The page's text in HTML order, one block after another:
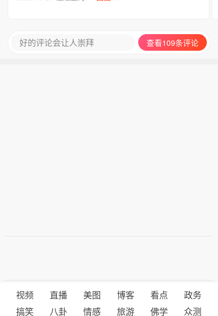
胆的作弊做弊，玩老千。希望投资者都像我一样把
这个帖子复制粘贴发出去。人多了就有力量。团结
好的评论会让人崇拜 查看109条评论
视频 直播 美图 博客 看点
政务
搞笑
八卦 情感 旅游 佛学 众测